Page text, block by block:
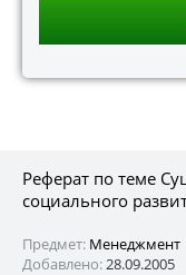
Реферат по теме
социального
Предмет: Менеджмент
Добавлено:28.09.2005